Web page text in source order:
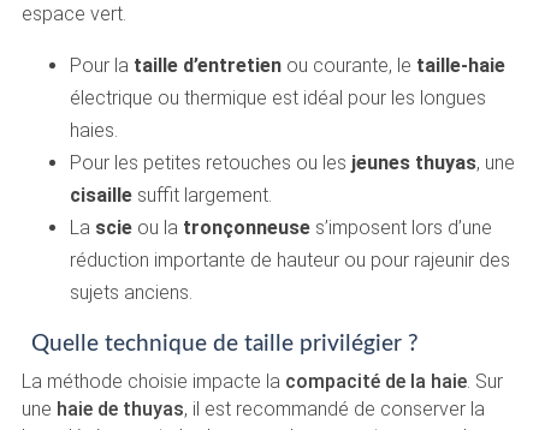
espace vert.
Pour la taille d’entretienou courante, le taille-haie
électrique ou thermique est idéal pour les longues
haies.
Pour les petites retouches ou les jeunes thuyas, une
cisaillesuffit largement.
La scieou la tronçonneuses’imposent lors d’une
réduction importante de hauteur ou pour rajeunir des
sujets anciens.
Quelle technique de taille privilégier ?
La méthode choisie impacte la compacité de la haie. Sur
une haie de thuyas, il est recommandé de conserver la